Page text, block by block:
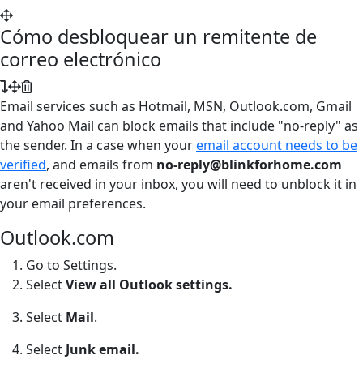
Cómo desbloquear un remitente de
correo electrónico
Email services such as Hotmail, MSN, Outlook.com, Gmail
and Yahoo Mail can block emails that include "no-reply" as
the sender. In a case when youremail account needs to be
verified, and emails from no-reply@blinkforhome.com
aren't received in your inbox, you will need to unblock it in
your email preferences.
Outlook.com
Go to Settings.
SelectView all Outlook settings.
Select Mail.
Select Junk email.